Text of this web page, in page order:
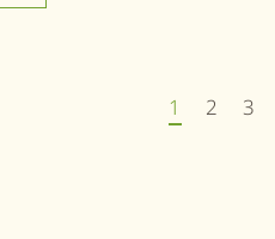
1 2 3